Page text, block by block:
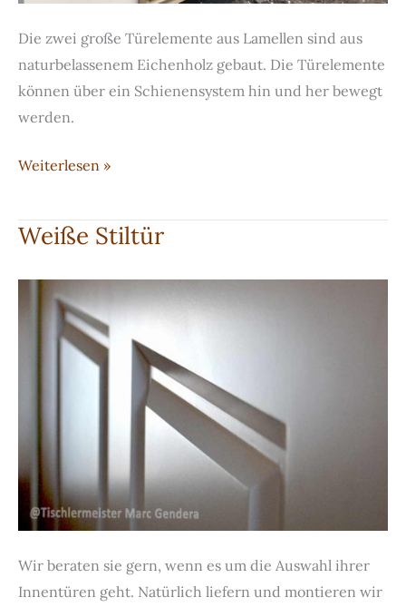
Die zwei große Türelemente aus Lamellen sind aus
naturbelassenem Eichenholz gebaut. Die Türelemente
können über ein Schienensystem hin und her bewegt
werden.
Verschattungsanlage
Schiebeelementen
Weiterlesen »
Weiße Stiltür
Wir beraten sie gern, wenn es um die Auswahl ihrer
Innentüren geht. Natürlich liefern und montieren wir